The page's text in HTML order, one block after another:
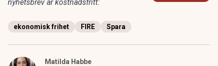
nyhetsbrev är kostnadsfritt:
ekonomisk frihet FIRE Spara
Matilda Habbe